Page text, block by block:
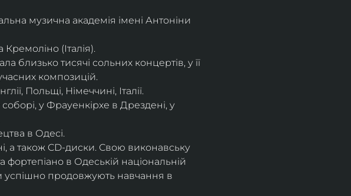
музична академія імені Антоніни
(Італія).
близько тисячі сольних концертів, у її
композицій.
Польщі, Німеччині, Італії.
у Фрауенкірхе в Дрездені, у
в Одесі.
а також CD-диски. Свою виконавську
фортепіано в Одеській національній
успішно продовжують навчання в